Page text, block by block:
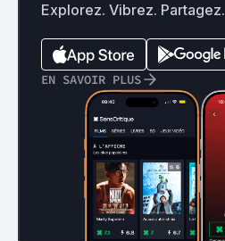
Explorez. Vibrez. Partagez.
EN SAVOIR PLUS